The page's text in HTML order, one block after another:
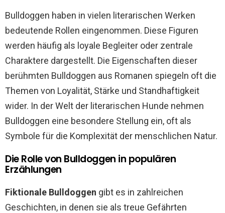
Bulldoggen haben in vielen literarischen Werken
bedeutende Rollen eingenommen. Diese Figuren
werden häufig als loyale Begleiter oder zentrale
Charaktere dargestellt. Die Eigenschaften dieser
berühmten Bulldoggen aus Romanen spiegeln oft die
Themen von Loyalität, Stärke und Standhaftigkeit
wider. In der Welt der literarischen Hunde nehmen
Bulldoggen eine besondere Stellung ein, oft als
Symbole für die Komplexität der menschlichen Natur.
Die Rolle von Bulldoggen in populären
Erzählungen
Fiktionale Bulldoggen gibt es in zahlreichen
Geschichten, in denen sie als treue Gefährten